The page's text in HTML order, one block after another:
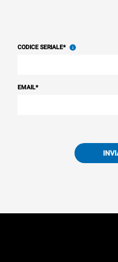
CODICE SERIALE*
EMAIL*